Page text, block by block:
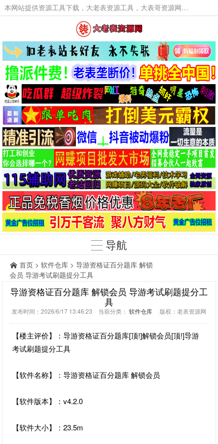
本网站提供资源工具下载，大老表资源工具，大表哥资源网软件工具，大老表资源下载，活动线报福利资源分享,活动线报，大型网游经典游戏，网络热门技术游戏辅助交流与分享。
导航
首页 > 软件仓库 > 导游资格证百分题库 解锁
会员 导游考试刷题提分工具
导游资格证百分题库 解锁会员 导游考试刷题提分工
具
发布时间：2026/6/17 13:46:23 当前分类： 软件仓库 版权：老表资源网
【楼主评价】：导游资格证百分题库[顶!]解锁会员[顶!]导游
考试刷题提分工具
【软件名称】：导游资格证百分题库 解锁会员
【软件版本】：v4.2.0
【软件大小】：23.5m